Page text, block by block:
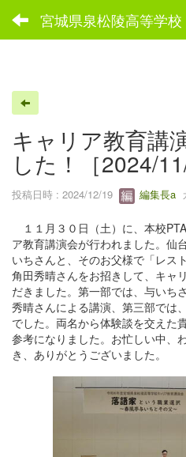
宮城県泉松陵高等学校
キャリア教育講
した！［2024/
投稿日時 : 2024/12/19 編集長a
１１月３０日（土）に、本校
ア教育講演会が行われました。仙
いちさんと、そのお父様で「レス
角田秀晴さんをお招きして、キャ
だきました。第一部では、与いち
秀晴さんによる講演、第三部では
でした。両名から体験談を交えた
参考になりました。お忙しい中、
き、ありがとうございました。